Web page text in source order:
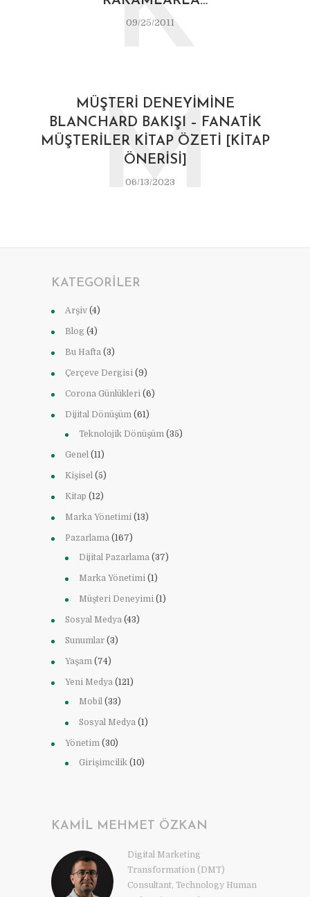
09/25/2011
MÜŞTERI DENEYIMINE
BLANCHARD BAKIŞI – FANATIK
MÜŞTERILER KITAP ÖZETI [KITAP
ÖNERISI]
06/13/2023
M
KATEGORILER
Arşiv (4)
Blog (4)
Bu Hafta (3)
Çerçeve Dergisi (9)
Corona Günlükleri (6)
Dijital Dönüşüm (61)
Teknolojik Dönüşüm (35)
Genel (11)
Kişisel (5)
Kitap (12)
Marka Yönetimi (13)
Pazarlama (167)
Dijital Pazarlama (37)
Marka Yönetimi (1)
Müşteri Deneyimi (1)
Sosyal Medya (43)
Sunumlar (3)
Yaşam (74)
Yeni Medya (121)
Mobil (33)
Sosyal Medya (1)
Yönetim (30)
Girişimcilik (10)
KAMIL MEHMET ÖZKAN
Digital Marketing
Transformation (DMT)
Consultant, Technology Human